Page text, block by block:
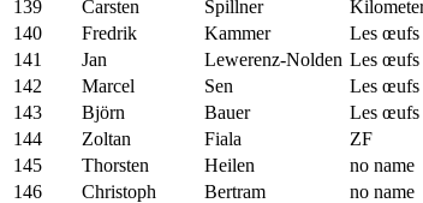
139
Carsten Spillner
140
Fredrik Kammer Les œufs
141
Jan Lewerenz-Nolden Les œufs
142
Marcel Sen Les œufs
143
Björn Bauer Les œufs
144
Zoltan Fiala ZF
145
Thorsten Heilen no name
146
Christoph Bertram no name